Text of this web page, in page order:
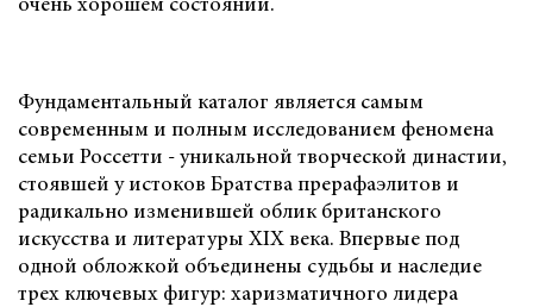
очень хорошем состоянии.
Фундаментальный каталог является самым
современным и полным исследованием феномена
семьи Россетти - уникальной творческой династии,
стоявшей у истоков Братства прерафаэлитов и
радикально изменившей облик британского
искусства и литературы XIX века. Впервые под
одной обложкой объединены судьбы и наследие
трех ключевых фигур: харизматичного лидера